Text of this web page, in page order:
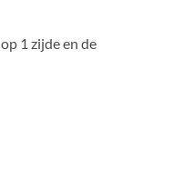
1 zijde en de